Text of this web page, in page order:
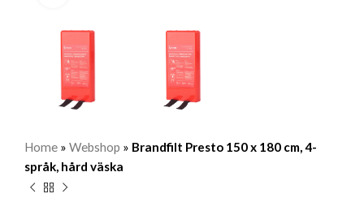
Home » Webshop » Brandfilt Presto 150 x 180 cm, 4-
språk, hård väska